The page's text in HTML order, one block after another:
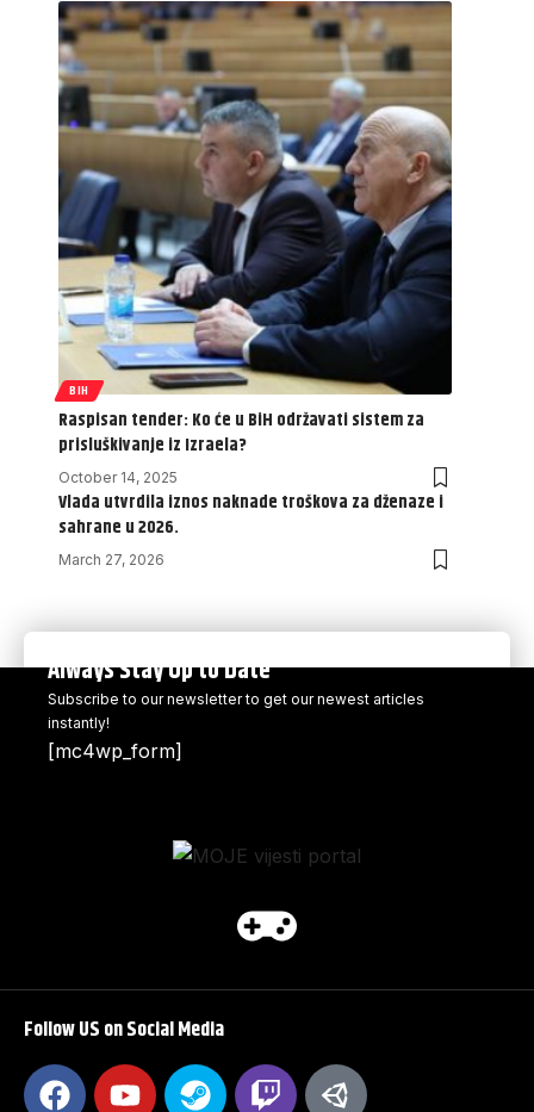
BIH
Raspisan tender: Ko će u BiH održavati sistem za
prisluškivanje iz Izraela?
October 14, 2025
Vlada utvrdila iznos naknade troškova za dženaze i
sahrane u 2026.
March 27, 2026
Always Stay Up to Date
Subscribe to our newsletter to get our newest articles
instantly!
[mc4wp_form]
Follow US on Social Media